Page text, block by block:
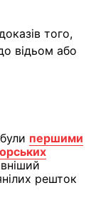
того,
відьом або
першими
решток